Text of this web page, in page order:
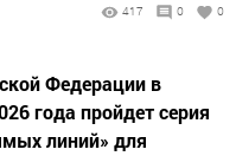
417 0 0
Федерации в
года пройдет серия
линий» для